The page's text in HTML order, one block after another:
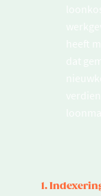
1.